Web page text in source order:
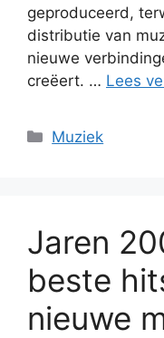
geproduceerd,
distributie van
nieuwe
creëert. … Lees
Categorieën
Muziek
Jaren
beste
nieuwe